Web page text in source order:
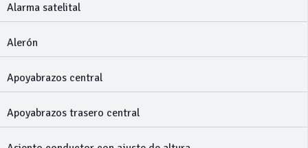
Alarma satelital
Alerón
Apoyabrazos central
Apoyabrazos trasero central